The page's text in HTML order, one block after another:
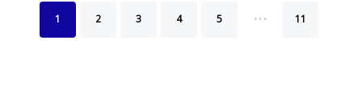
1 2 3 4 5 … 11